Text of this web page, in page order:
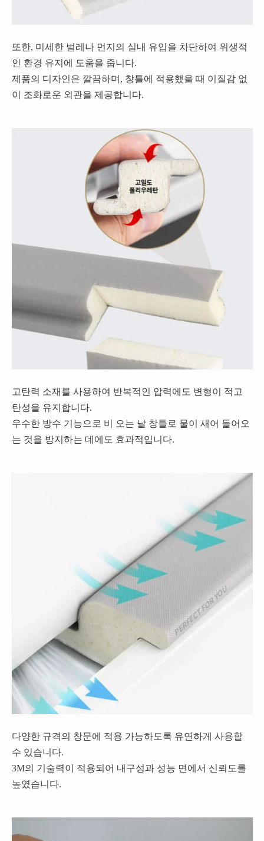
또한, 미세한 벌레나 먼지의 실내 유입을 차단하여 위생적
인 환경 유지에 도움을 줍니다.
제품의 디자인은 깔끔하며, 창틀에 적용했을 때 이질감 없
이 조화로운 외관을 제공합니다.
고탄력 소재를 사용하여 반복적인 압력에도 변형이 적고
탄성을 유지합니다.
우수한 방수 기능으로 비 오는 날 창틀로 물이 새어 들어오
는 것을 방지하는 데에도 효과적입니다.
다양한 규격의 창문에 적용 가능하도록 유연하게 사용할
수 있습니다.
3M의 기술력이 적용되어 내구성과 성능 면에서 신뢰도를
높였습니다.